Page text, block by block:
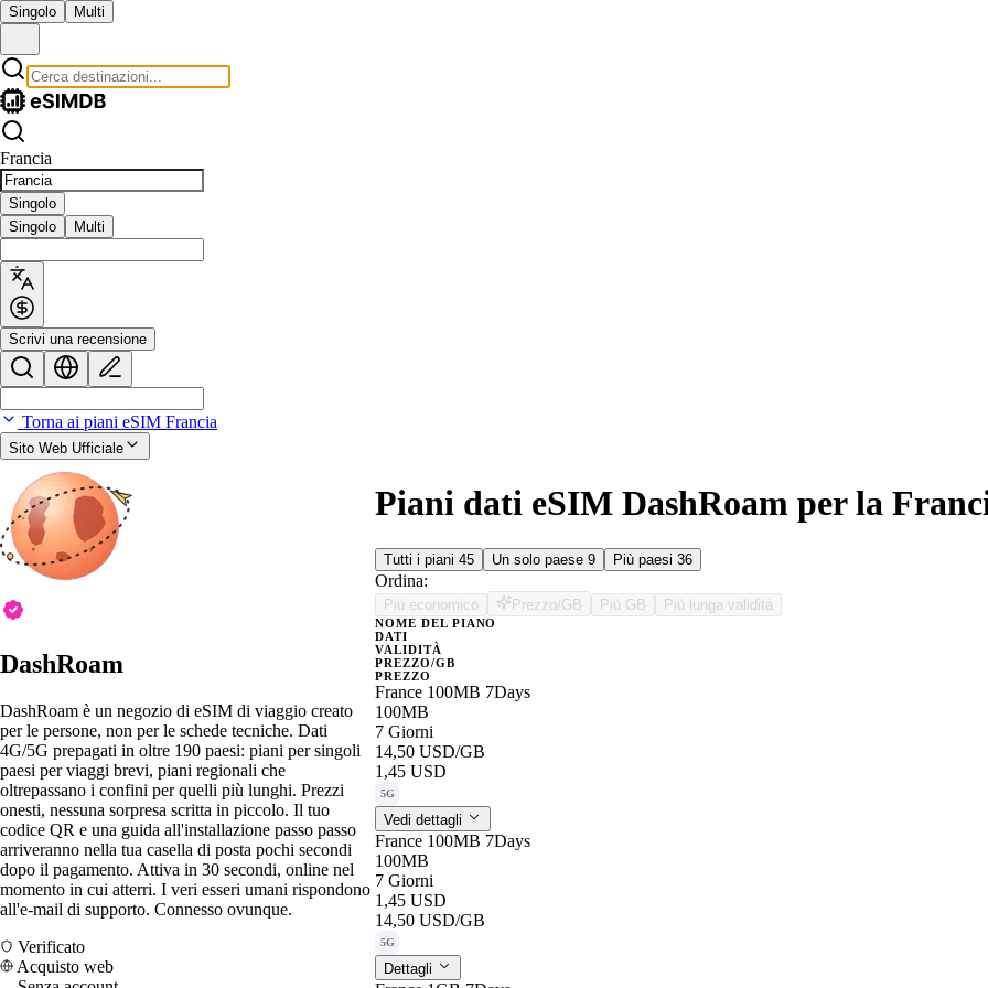
Singolo Multi
Francia
Singolo
Singolo
Multi
Scrivi una recensione
Torna ai piani eSIM Francia
Sito Web Ufficiale
DashRoam
DashRoam è un negozio di eSIM di viaggio creato
per le persone, non per le schede tecniche. Dati
4G/5G prepagati in oltre 190 paesi: piani per singoli
paesi per viaggi brevi, piani regionali che
oltrepassano i confini per quelli più lunghi. Prezzi
onesti, nessuna sorpresa scritta in piccolo. Il tuo
codice QR e una guida all'installazione passo passo
arriveranno nella tua casella di posta pochi secondi
dopo il pagamento. Attiva in 30 secondi, online nel
momento in cui atterri. I veri esseri umani rispondono
all'e-mail di supporto. Connesso ovunque.
Verificato
Acquisto web
Piani dati eSIM DashRoam per la
Tutti i piani 45 Un solo paese 9 Più paesi 36
Ordina:
Più economico Prezzo/GB Più GB Più lunga validità
NOME DEL PIANO
DATI
VALIDITÀ
PREZZO/GB
PREZZO
France 100MB 7Days
100MB
7 Giorni
14,50 USD/GB
1,45 USD
5G
Vedi dettagli
France 100MB 7Days
100MB
7 Giorni
1,45 USD
14,50 USD/GB
5G
Dettagli